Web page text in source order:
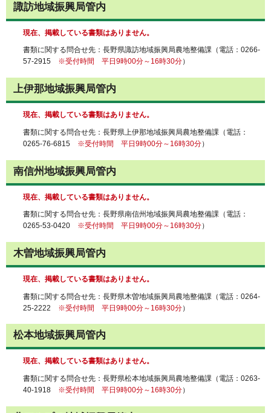
諏訪地域振興局管内
現在、掲載している書類はありません。
書類に関する問合せ先：長野県諏訪地域振興局農地整備課（電話：0266-
57-2915 ※受付時間 平日9時00分～16時30分）
上伊那地域振興局管内
現在、掲載している書類はありません。
書類に関する問合せ先：長野県上伊那地域振興局農地整備課（電話：
0265-76-6815 ※受付時間 平日9時00分～16時30分）
南信州地域振興局管内
現在、掲載している書類はありません。
書類に関する問合せ先：長野県南信州地域振興局農地整備課（電話：
0265-53-0420 ※受付時間 平日9時00分～16時30分）
木曽地域振興局管内
現在、掲載している書類はありません。
書類に関する問合せ先：長野県木曽地域振興局農地整備課（電話：0264-
25-2222 ※受付時間 平日9時00分～16時30分）
松本地域振興局管内
現在、掲載している書類はありません。
書類に関する問合せ先：長野県松本地域振興局農地整備課（電話：0263-
40-1918 ※受付時間 平日9時00分～16時30分）